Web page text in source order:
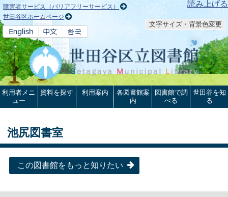
本文へ 読み上げる
障害者サービス（バリアフリーサービス）
世田谷区ホームページ
文字サイズ・背景色変更
利用者メニ
ュー
資料を探す 利用案内
各図書館案
内
図書館で調
べる
世田谷を知
る
池尻図書室
この図書館をもっと知りたい